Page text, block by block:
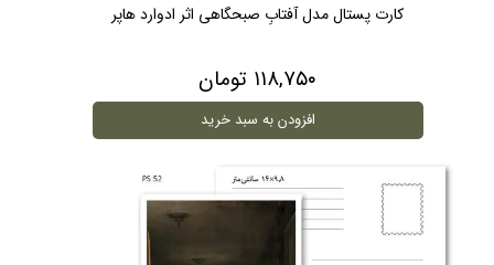
کارت پستال مدل آفتابِ صبحگاهی اثر ادوارد هاپر
۱۱۸,۷۵۰ تومان
افزودن به سبد خرید